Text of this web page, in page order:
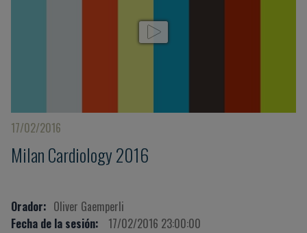
17/02/2016
Milan Cardiology 2016
Orador: Oliver Gaemperli
Fecha de la sesión:
17/02/2016 23:00:00